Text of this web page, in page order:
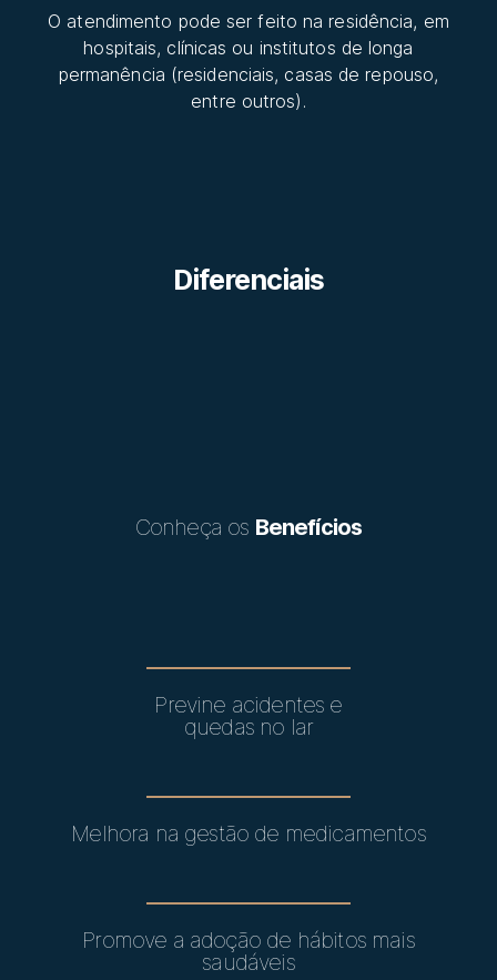
O atendimento pode ser feito na residência, em
hospitais, clínicas ou institutos de longa
permanência (residenciais, casas de repouso,
entre outros).
Diferenciais
Conheça os Benefícios
Previne acidentes e
quedas no lar
Melhora na gestão de medicamentos
Promove a adoção de hábitos mais
saudáveis